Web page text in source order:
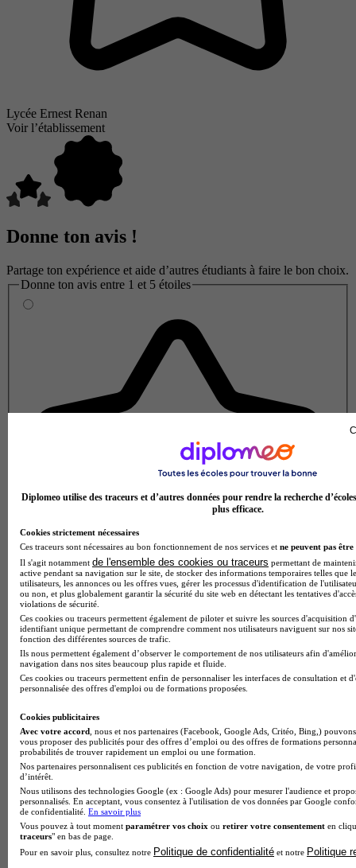
Lycée Ernest Renan
Voir l’établissement
Donne ton avis !
Partage ton expérience et aide d’autres étudiants à faire le bon choix.
Donne ton avis entre 1 et 5 étoiles
Note de 1 sur 5
Diplomeo utilise des traceurs et d’autres données pour rendre la recherche
plus efficace.
Cookies strictement nécessaires
Ces traceurs sont nécessaires au bon fonctionnement de nos services et ne peuvent pas être
Il s'agit notamment de l'ensemble des cookies ou traceurs permettant de
active pendant sa navigation sur le site, de stocker des informations temporaires telles que
utilisateurs, les annonces ou les offres vues, gérer les processus d'identification de
ou non, et plus globalement garantir la sécurité du site web en détectant les tentatives
violations de sécurité.
Ces cookies ou traceurs permettent également de piloter et suivre les sources d'acquisition
identifiant unique permettant de comprendre comment nos utilisateurs naviguent sur nos
fonction des différentes sources de trafic.
Ils nous permettent également d’observer le comportement de nos utilisateurs afin
navigation dans nos sites beaucoup plus rapide et fluide.
Ces cookies ou traceurs permettent enfin de personnaliser les interfaces de consultation et
personnalisée des offres d'emploi ou de formations proposées.
Cookies publicitaires
Avec votre accord , nous et nos partenaires (Facebook, Google Ads, Critéo, Bing,)
vous proposer des publicités pour des offres d’emploi ou des offres de formations
probabilités de trouver rapidement un emploi ou une formation.
Nos partenaires personnalisent ces publicités en fonction de votre navigation, de votre
d’intérêt.
Nous utilisons des technologies Google (ex : Google Ads) pour mesurer l'audience et
personnalisés. En acceptant, vous consentez à l'utilisation de vos données par Google
de confidentialité. En savoir plus
Vous pouvez à tout moment paramétrer vos choix ou retirer votre consentement en
traceurs" en bas de page.
Pour en savoir plus, consultez notre Politique de confidentialité et notre Politique